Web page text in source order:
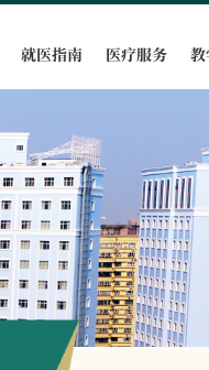
就医指南 医疗服务